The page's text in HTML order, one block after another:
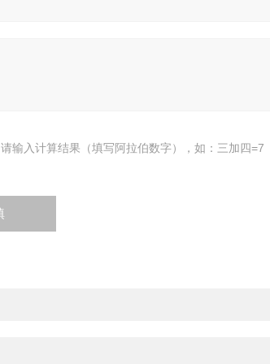
请输入计算结果（填写阿拉伯数字），如：三加四=7